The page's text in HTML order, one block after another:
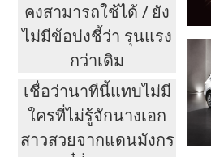
คงสามารถใช้ได้ / ยัง
ไม่มีข้อบ่งชี้ว่า รุนแรง
กว่าเดิม
เชื่อว่านาทีนี้แทบไม่มี
ใครที่ไม่รู้จักนางเอก
สาวสวยจากแดนมังกร